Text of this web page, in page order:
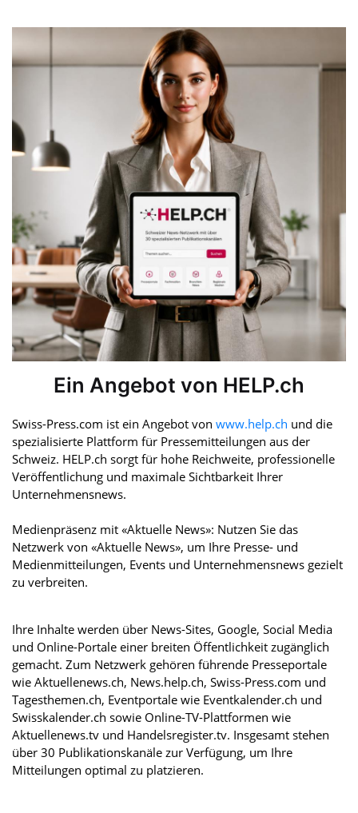
Ein Angebot von HELP.ch
Swiss-Press.com ist ein Angebot von www.help.ch und die
spezialisierte Plattform für Pressemitteilungen aus der
Schweiz. HELP.ch sorgt für hohe Reichweite, professionelle
Veröffentlichung und maximale Sichtbarkeit Ihrer
Unternehmensnews.
Medienpräsenz mit «Aktuelle News»: Nutzen Sie das
Netzwerk von «Aktuelle News», um Ihre Presse- und
Medienmitteilungen, Events und Unternehmensnews gezielt
zu verbreiten.
Ihre Inhalte werden über News-Sites, Google, Social Media
und Online-Portale einer breiten Öffentlichkeit zugänglich
gemacht. Zum Netzwerk gehören führende Presseportale
wie Aktuellenews.ch, News.help.ch, Swiss-Press.com und
Tagesthemen.ch, Eventportale wie Eventkalender.ch und
Swisskalender.ch sowie Online-TV-Plattformen wie
Aktuellenews.tv und Handelsregister.tv. Insgesamt stehen
über 30 Publikationskanäle zur Verfügung, um Ihre
Mitteilungen optimal zu platzieren.